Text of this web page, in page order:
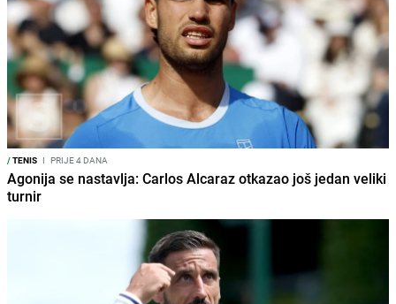
/TENIS I PRIJE 4 DANA
Agonija se nastavlja: Carlos Alcaraz otkazao još jedan veliki
turnir